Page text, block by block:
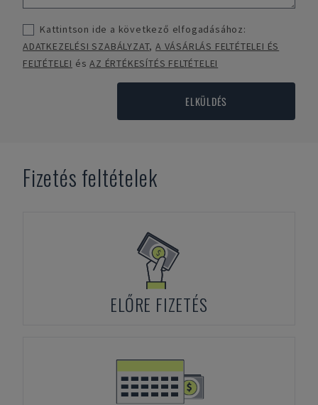
Kattintson ide a következő elfogadásához:
ADATKEZELÉSI SZABÁLYZAT,A VÁSÁRLÁS FELTÉTELEI ÉS
FELTÉTELEI ésAZ ÉRTÉKESÍTÉS FELTÉTELEI
ELKÜLDÉS
Fizetés feltételek
ELŐRE FIZETÉS